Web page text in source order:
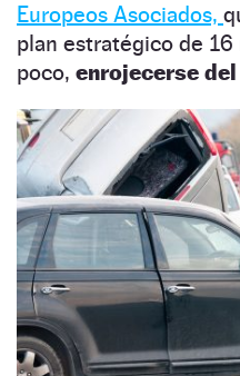
Europeos Asociados,
plan estratégico de
poco, enrojecerse